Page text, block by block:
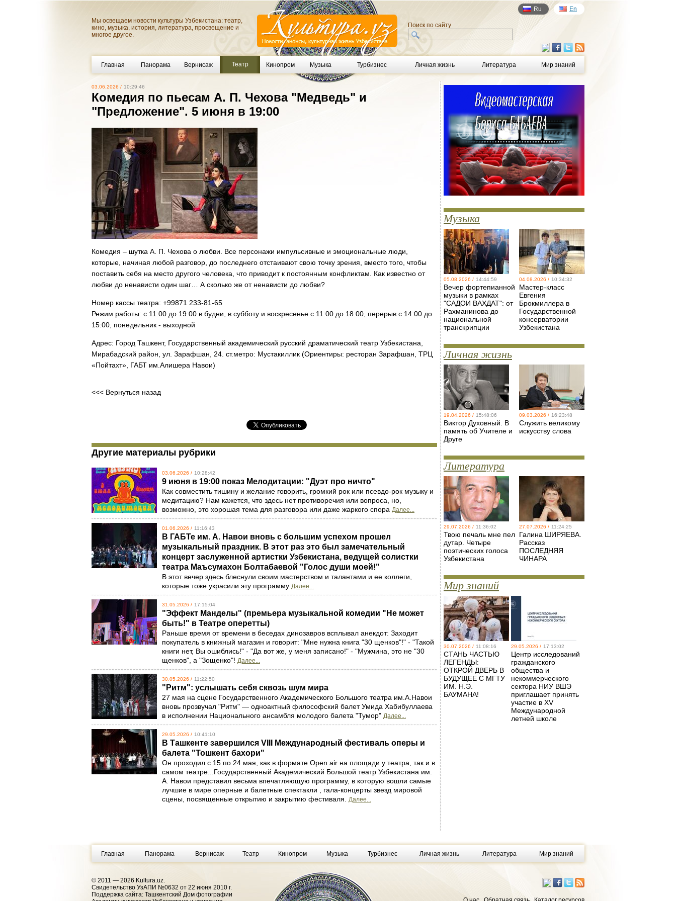
Мы освещаем новости культуры Узбекистана: театр,
кино, музыка, история, литература, просвещение и
многое другое.
Ru En
Поиск по сайту
Главная Панорама Вернисаж Театр Кинопром Музыка Турбизнес Личная жизнь Литература Мир знаний
03.06.2026 / 10:29:46
Комедия по пьесам А. П. Чехова "Медведь" и
"Предложение". 5 июня в 19:00
Комедия – шутка А. П. Чехова о любви. Все персонажи импульсивные и эмоциональные люди,
которые, начиная любой разговор, до последнего отстаивают свою точку зрения, вместо того, чтобы
поставить себя на место другого человека, что приводит к постоянным конфликтам. Как известно от
любви до ненависти один шаг… А сколько же от ненависти до любви?
Номер кассы театра: +99871 233-81-65
Режим работы: с 11:00 до 19:00 в будни, в субботу и воскресенье с 11:00 до 18:00, перерыв с 14:00 до
15:00, понедельник - выходной
Адрес: Город Ташкент, Государственный академический русский драматический театр Узбекистана,
Мирабадский район, ул. Зарафшан, 24. ст.метро: Мустакиллик (Ориентиры: ресторан Зарафшан, ТРЦ
«Пойтахт», ГАБТ им.Алишера Навои)
<<< Вернуться назад
Другие материалы рубрики
03.06.2026 / 10:28:42
9 июня в 19:00 показ Мелодитации: "Дуэт про ничто"
Как совместить тишину и желание говорить, громкий рок или псевдо-рок музыку и
медитацию? Нам кажется, что здесь нет противоречия или вопроса, но,
возможно, это хорошая тема для разговора или даже жаркого спора Далее...
01.06.2026 / 11:16:43
В ГАБТе им. А. Навои вновь с большим успехом прошел
музыкальный праздник. В этот раз это был замечательный
концерт заслуженной артистки Узбекистана, ведущей солистки
театра Маъсумахон Болтабаевой "Голос души моей!"
В этот вечер здесь блеснули своим мастерством и талантами и ее коллеги,
которые тоже украсили эту программу Далее...
31.05.2026 / 17:15:04
"Эффект Манделы" (премьера музыкальной комедии "Не может
быть!" в Театре оперетты)
Раньше время от времени в беседах динозавров всплывал анекдот: Заходит
покупатель в книжный магазин и говорит: "Мне нужна книга "30 щенков"!" - "Такой
книги нет, Вы ошиблись!" - "Да вот же, у меня записано!" - "Мужчина, это не "30
щенков", а "Зощенко"! Далее...
30.05.2026 / 11:22:50
"Ритм": услышать себя сквозь шум мира
27 мая на сцене Государственного Академического Большого театра им.А.Навои
вновь прозвучал "Ритм" — одноактный философский балет Умида Хабибуллаева
в исполнении Национального ансамбля молодого балета "Тумор" Далее...
29.05.2026 / 10:41:10
В Ташкенте завершился VIII Международный фестиваль оперы и
балета "Тошкент бахори"
Он проходил с 15 по 24 мая, как в формате Оpen air на площади у театра, так и в
самом театре...Государственный Академический Большой театр Узбекистана им.
А. Навои представил весьма впечатляющую программу, в которую вошли самые
лучшие в мире оперные и балетные спектакли , гала-концерты звезд мировой
сцены, посвященные открытию и закрытию фестиваля. Далее...
Музыка
05.08.2026 / 14:44:59
Вечер фортепианной
музыки в рамках
"САДОИ ВАХДАТ": от
Рахманинова до
национальной
транскрипции
04.08.2026 / 10:34:32
Мастер-класс
Евгения
Брокмиллера в
Государственной
консерватории
Узбекистана
Личная жизнь
19.04.2026 / 15:48:06
Виктор Духовный. В
память об Учителе и
Друге
09.03.2026 / 16:23:48
Служить великому
искусству слова
Литература
29.07.2026 / 11:36:02
Твою печаль мне пел
дутар. Четыре
поэтических голоса
Узбекистана
27.07.2026 / 11:24:25
Галина ШИРЯЕВА.
Рассказ
ПОСЛЕДНЯЯ
ЧИНАРА
Мир знаний
30.07.2026 / 11:08:16
СТАНЬ ЧАСТЬЮ
ЛЕГЕНДЫ:
ОТКРОЙ ДВЕРЬ В
БУДУЩЕЕ С МГТУ
ИМ. Н.Э.
БАУМАНА!
29.05.2026 / 17:13:02
Центр исследований
гражданского
общества и
некоммерческого
сектора НИУ ВШЭ
приглашает принять
участие в XV
Международной
летней школе
Главная Панорама Вернисаж Театр Кинопром Музыка Турбизнес Личная жизнь Литература Мир знаний
© 2011 — 2026 Kultura.uz.
Cвидетельство УзАПИ №0632 от 22 июня 2010 г.
Поддержка сайта: Ташкентский Дом фотографии